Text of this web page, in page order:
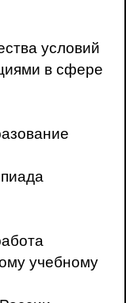
условий
в сфере
учебному